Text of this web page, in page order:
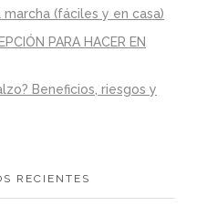
(fáciles y en casa)
PARA HACER EN
Beneficios, riesgos y
RECIENTES